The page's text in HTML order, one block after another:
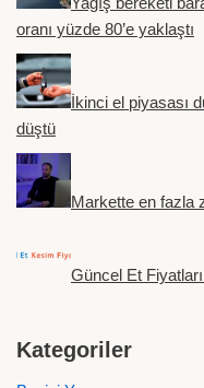
oranı yüzde 80’e yaklaştı
İkinci el piyasası
düştü
Markette en fazla
Güncel Et
Kategoriler